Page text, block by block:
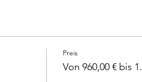
Preis
Von 960,00 € bis